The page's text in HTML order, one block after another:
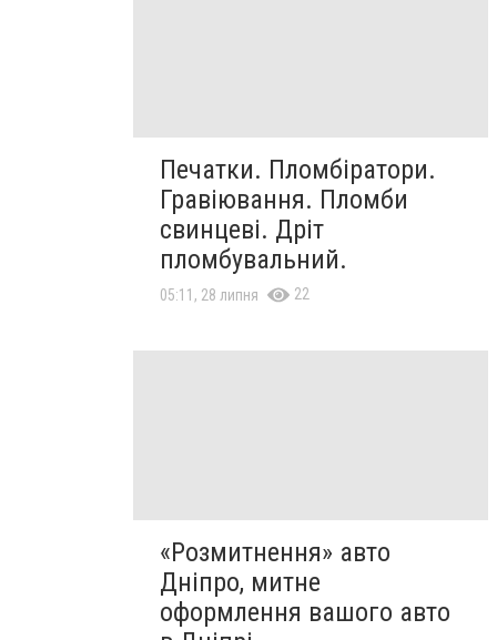
Печатки. Пломбіратори.
Гравіювання. Пломби
свинцеві. Дріт
пломбувальний.
05:11, 28 липня 22
«Розмитнення» авто
Дніпро, митне
оформлення вашого авто